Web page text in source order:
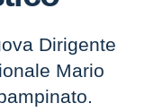
Dirigente
Mario